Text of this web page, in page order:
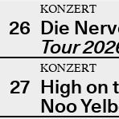
26
KONZERT
Die
Tour
27
KONZERT
High on
Noo